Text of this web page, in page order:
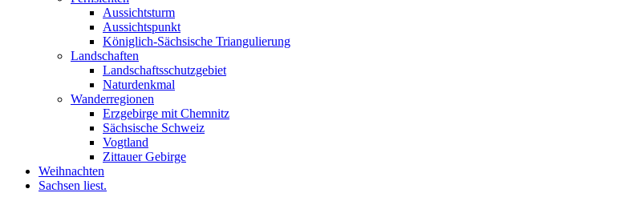
Aussichtsturm
Aussichtspunkt
Königlich-Sächsische Triangulierung
Landschaften
Landschaftsschutzgebiet
Naturdenkmal
Wanderregionen
Erzgebirge mit Chemnitz
Sächsische Schweiz
Vogtland
Zittauer Gebirge
Weihnachten
Sachsen liest.